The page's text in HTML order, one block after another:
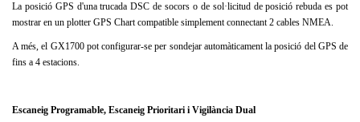
La posició GPS d'una trucada DSC de socors o de sol·licitud de posició rebuda es pot
mostrar en un plotter GPS Chart compatible simplement connectant 2 cables NMEA.
A més, el GX1700 pot configurar-se per sondejar automàticament la posició del GPS de
fins a 4 estacions.
Escaneig Programable, Escaneig Prioritari i Vigilància Dual